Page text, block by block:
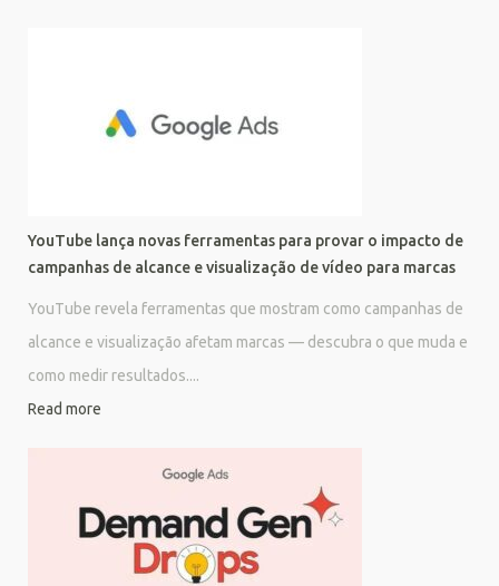
YouTube lança novas ferramentas para provar o impacto de
campanhas de alcance e visualização de vídeo para marcas
YouTube revela ferramentas que mostram como campanhas de
alcance e visualização afetam marcas — descubra o que muda e
como medir resultados....
Read more